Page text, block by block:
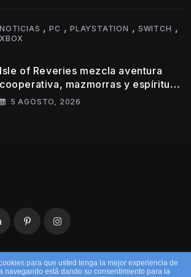
NOTICIAS ,PC ,PLAYSTATION , SWITCH ,
XBOX
Isle of Reveries mezcla aventura
cooperativa, mazmorras y espíritu
clásico de Zelda
5 AGOSTO, 2026
para que usted tenga la mejor experiencia de
navegando está dando su consentimiento para la